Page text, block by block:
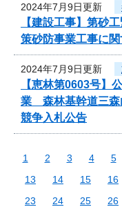
2024年7月9日更新
【建設工事】第
策砂防事業工事に
2024年7月9日更新
【恵林第0603号
業 森林基幹道三森
競争入札公告
1 2 3 4 5
13
14 15 16
23
24 25 26